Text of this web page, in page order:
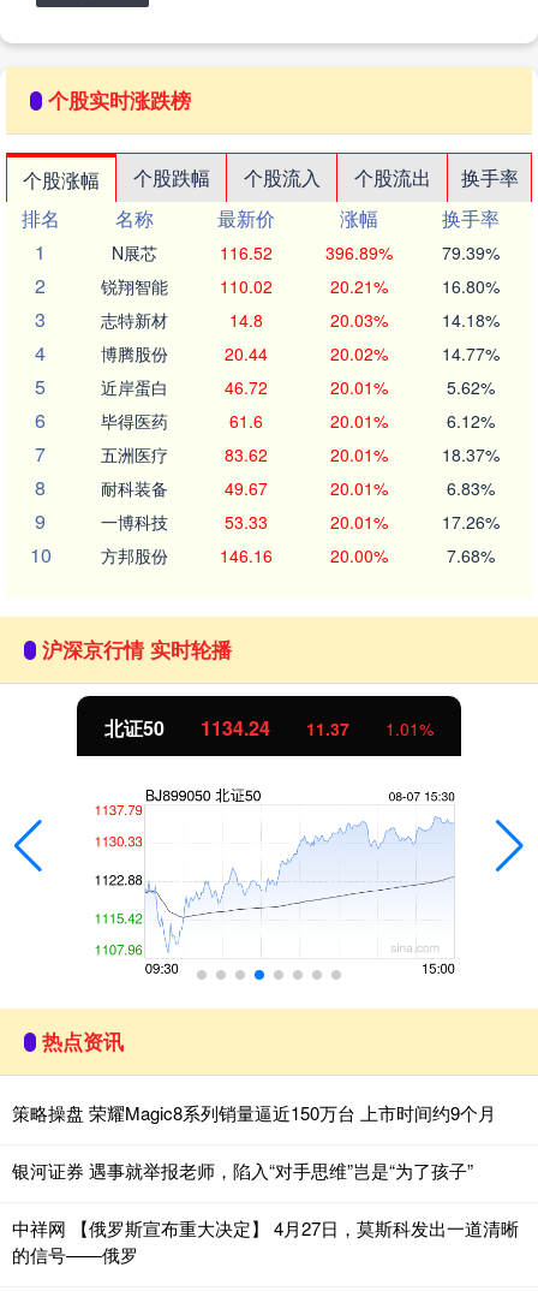
个股实时涨跌榜
个股涨幅 个股跌幅 个股流入 个股流出
换手率
排名
名称 最新价 涨幅
换手率
1
N展芯 116.52 396.89% 79.39%
2 锐翔智能 110.02 20.21% 16.80%
3 志特新材 14.8 20.03% 14.18%
4 博腾股份 20.44 20.02% 14.77%
5 近岸蛋白 46.72 20.01% 5.62%
6 毕得医药 61.6 20.01% 6.12%
7 五洲医疗 83.62 20.01% 18.37%
8 耐科装备 49.67 20.01% 6.83%
9 一博科技 53.33 20.01% 17.26%
10 方邦股份 146.16 20.00% 7.68%
沪深京行情 实时轮播
北证50 1134.24 11.37 1.01%
热点资讯
策略操盘 荣耀Magic8系列销量逼近150万台 上市时间约9个月
银河证券 遇事就举报老师，陷入“对手思维”岂是“为了孩子”
中祥网 【俄罗斯宣布重大决定】 4月27日，莫斯科发出一道清晰
的信号——俄罗